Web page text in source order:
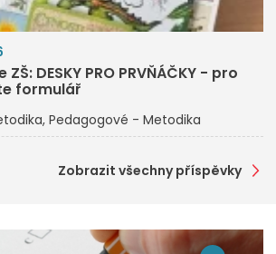
DESKY PRO PRVŇÁČKY - pro
formulář
Pedagogové - Metodika
Zobrazit všechny příspěvky